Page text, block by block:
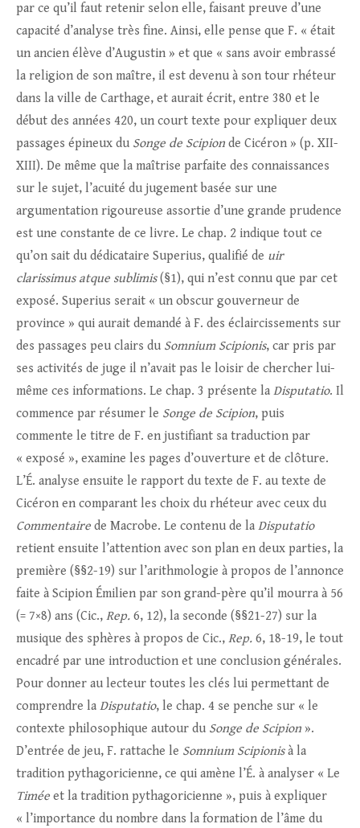
par ce qu’il faut retenir selon elle, faisant preuve d’une
capacité d’analyse très fine. Ainsi, elle pense que F. « était
un ancien élève d’Augustin » et que « sans avoir embrassé
la religion de son maître, il est devenu à son tour rhéteur
dans la ville de Carthage, et aurait écrit, entre 380 et le
début des années 420, un court texte pour expliquer deux
passages épineux du Songe de Scipion de Cicéron » (p. XII-
XIII). De même que la maîtrise parfaite des connaissances
sur le sujet, l’acuité du jugement basée sur une
argumentation rigoureuse assortie d’une grande prudence
est une constante de ce livre. Le chap. 2 indique tout ce
qu’on sait du dédicataire Superius, qualifié de uir
clarissimus atque sublimis(§1), qui n’est connu que par cet
exposé. Superius serait « un obscur gouverneur de
province » qui aurait demandé à F. des éclaircissements sur
des passages peu clairs du Somnium Scipionis, car pris par
ses activités de juge il n’avait pas le loisir de chercher lui-
même ces informations. Le chap. 3 présente la Disputatio. Il
commence par résumer le Songe de Scipion, puis
commente le titre de F. en justifiant sa traduction par
« exposé », examine les pages d’ouverture et de clôture.
L’É. analyse ensuite le rapport du texte de F. au texte de
Cicéron en comparant les choix du rhéteur avec ceux du
Commentaire de Macrobe. Le contenu de la Disputatio
retient ensuite l’attention avec son plan en deux parties, la
première (§§2-19) sur l’arithmologie à propos de l’annonce
faite à Scipion Émilien par son grand-père qu’il mourra à 56
(= 7×8) ans (Cic., Rep. 6, 12), la seconde (§§21-27) sur la
musique des sphères à propos de Cic., Rep. 6, 18-19, le tout
encadré par une introduction et une conclusion générales.
Pour donner au lecteur toutes les clés lui permettant de
comprendre la Disputatio, le chap. 4 se penche sur « le
contexte philosophique autour du Songe de Scipion ».
D’entrée de jeu, F. rattache le Somnium Scipionisà la
tradition pythagoricienne, ce qui amène l’É. à analyser « Le
Timée et la tradition pythagoricienne », puis à expliquer
« l’importance du nombre dans la formation de l’âme du